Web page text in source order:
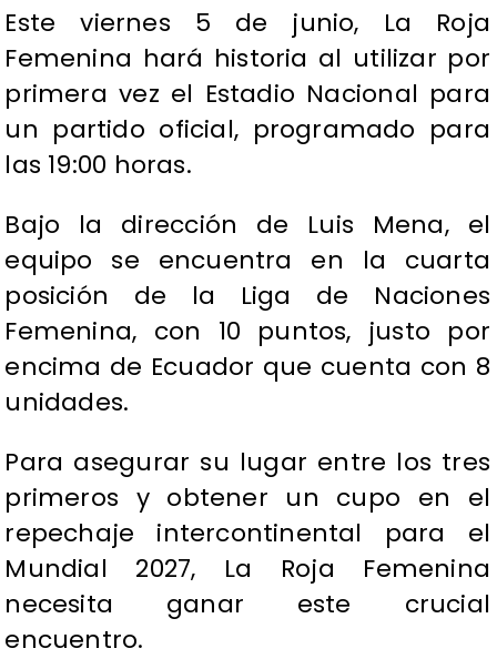
Este viernes 5 de junio, La Roja
Femenina hará historia al utilizar por
primera vez el Estadio Nacional para
un partido oficial, programado para
las 19:00 horas.
Bajo la dirección de Luis Mena, el
equipo se encuentra en la cuarta
posición de la Liga de Naciones
Femenina, con 10 puntos, justo por
encima de Ecuador que cuenta con 8
unidades.
Para asegurar su lugar entre los tres
primeros y obtener un cupo en el
repechaje intercontinental para el
Mundial 2027, La Roja Femenina
necesita ganar este crucial
encuentro.